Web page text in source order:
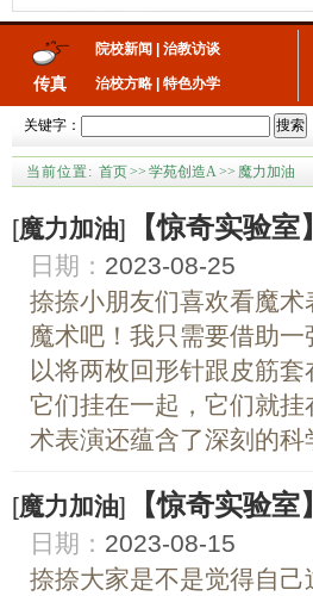
传真
院校新闻 治教访谈
治校方略 特色办学
关键字： 搜索
当前位置: 首页>> 学苑创造A>> 魔力加油
[魔力加油] 【惊奇实验
日期： 2023-08-25
捺捺小朋友们喜欢看魔
魔术吧！我只需要借助
以将两枚回形针跟皮筋
它们挂在一起，它们就
术表演还蕴含了深刻的
[魔力加油] 【惊奇实验
日期： 2023-08-15
捺捺大家是不是觉得自